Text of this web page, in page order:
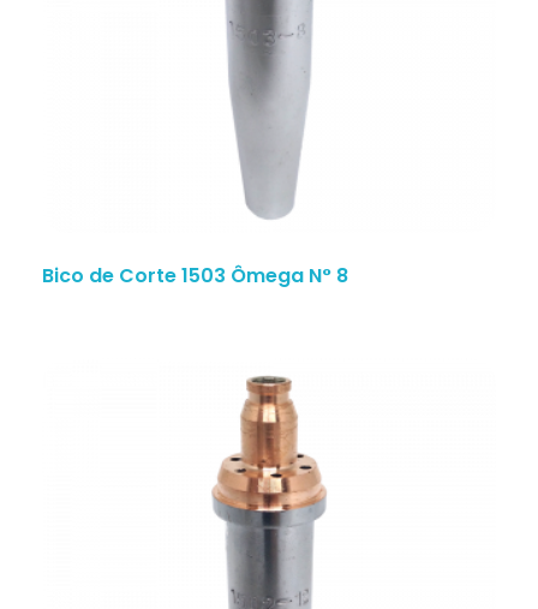
Bico de Corte 1503 Ômega N° 8